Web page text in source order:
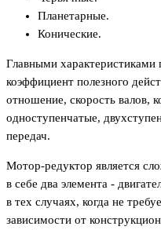
Планетарные.
Конические.
Главными
коэффициент полезного
отношение, скорость валов,
одноступенчатые,
передач.
Мотор-редуктор является
в себе два элемента -
в тех случаях, когда не
зависимости от